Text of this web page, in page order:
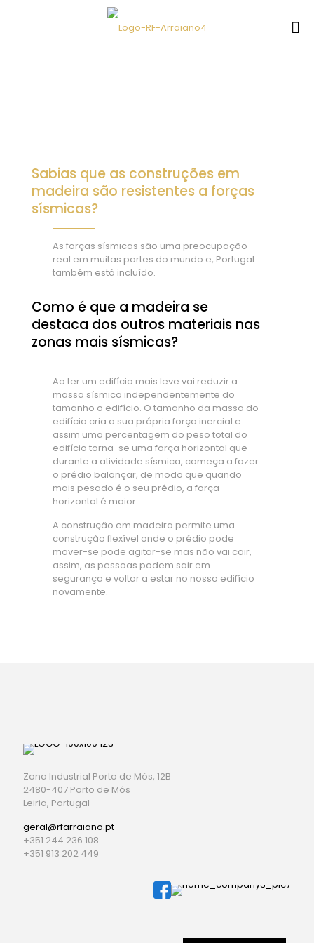
Sabias que as construções em
madeira são resistentes a forças
sísmicas?
As forças sísmicas são uma preocupação
real em muitas partes do mundo e, Portugal
também está incluído.
Como é que a madeira se
destaca dos outros materiais nas
zonas mais sísmicas?
Ao ter um edifício mais leve vai reduzir a
massa sísmica independentemente do
tamanho o edifício. O tamanho da massa do
edifício cria a sua própria força inercial e
assim uma percentagem do peso total do
edifício torna-se uma força horizontal que
durante a atividade sísmica, começa a fazer
o prédio balançar, de modo que quando
mais pesado é o seu prédio, a força
horizontal é maior.
A construção em madeira permite uma
construção flexível onde o prédio pode
mover-se pode agitar-se mas não vai cair,
assim, as pessoas podem sair em
segurança e voltar a estar no nosso edifício
novamente.
Zona Industrial Porto de Mós, 12B
2480-407 Porto de Mós
Leiria, Portugal
geral@rfarraiano.pt
+351 244 236 108
+351 913 202 449